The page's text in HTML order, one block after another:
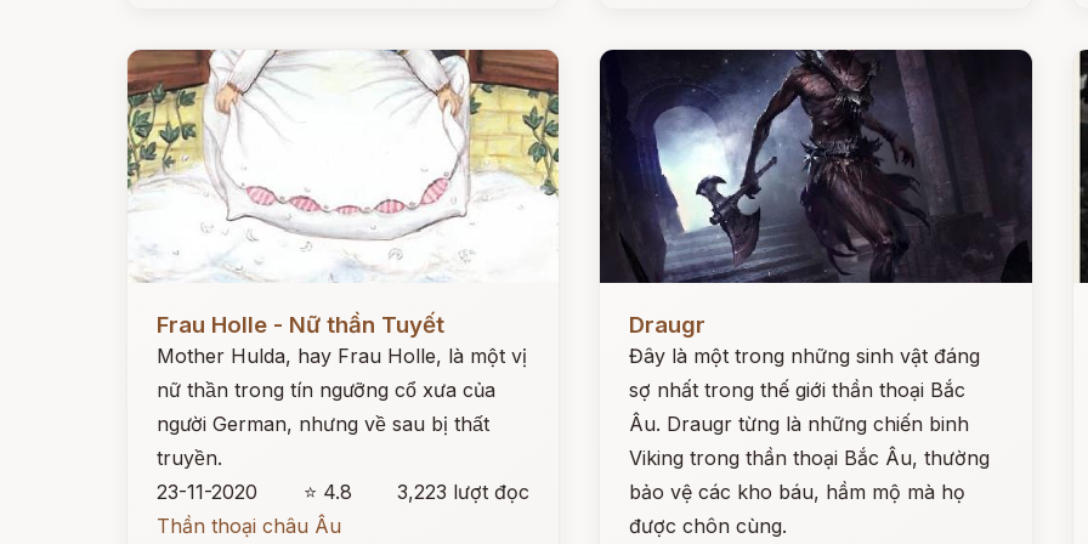
Frau Holle - Nữ thần Tuyết
Mother Hulda, hay Frau Holle, là một vị
nữ thần trong tín ngưỡng cổ xưa của
người German, nhưng về sau bị thất
truyền.
23-11-2020
⭐ 4.8
3,223 lượt đọc
Thần thoại châu Âu
Draugr
Đây là một trong những sinh vật đáng
sợ nhất trong thế giới thần thoại Bắc
Âu. Draugr từng là những chiến binh
Viking trong thần thoại Bắc Âu, thường
bảo vệ các kho báu, hầm mộ mà họ
được chôn cùng.